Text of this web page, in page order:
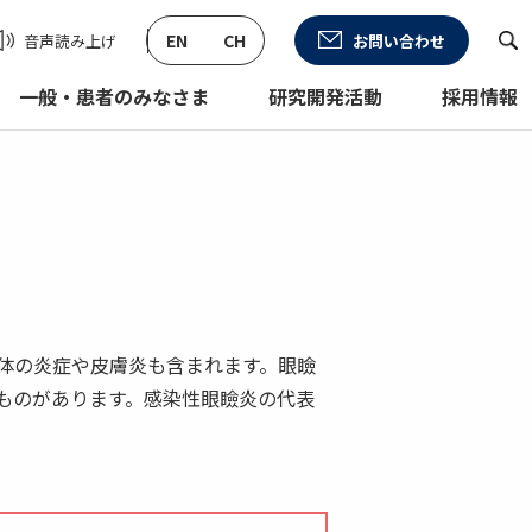
一般・患者のみなさま 研究開発活動 採用情報
音声読み上げ
上げる EN CH お問い合わせ
の炎症や皮膚炎も含まれます。眼瞼
があります。感染性眼瞼炎の代表